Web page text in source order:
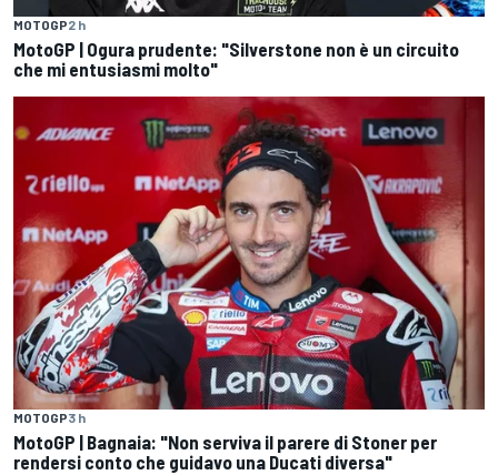
MOTOGP2 h
MotoGP | Ogura prudente: "Silverstone non è un circuito
che mi entusiasmi molto"
MOTOGP3 h
MotoGP | Bagnaia: "Non serviva il parere di Stoner per
rendersi conto che guidavo una Ducati diversa"